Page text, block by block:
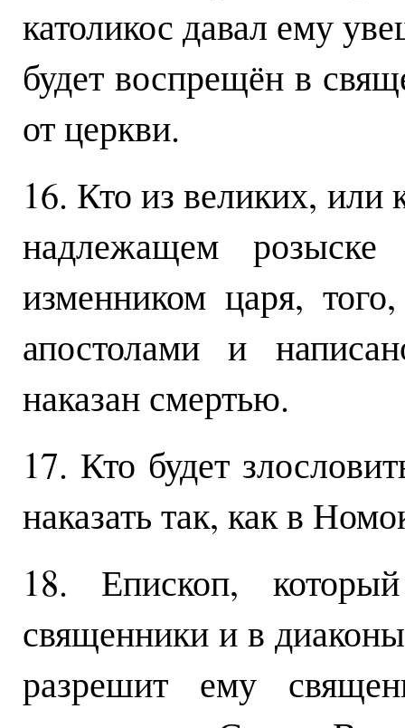
католикос давал ему
будет воспрещён в
от церкви.
16. Кто из великих, или
надлежащем розыске
изменником царя,
апостолами и
наказан смертью.
17. Кто будет
наказать так, как в
18. Епископ,
священники и в
разрешит ему